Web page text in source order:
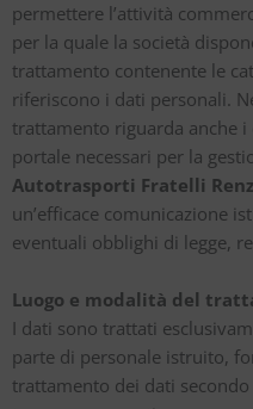
permettere l’attività
per la quale la società
trattamento contenente le
riferiscono i dati personali.
trattamento riguarda anche
portale necessari per la
Autotrasporti Fratelli
un’efficace comunicazione
eventuali obblighi di legge,
Luogo e modalità del
I dati sono trattati
parte di personale istruito,
trattamento dei dati